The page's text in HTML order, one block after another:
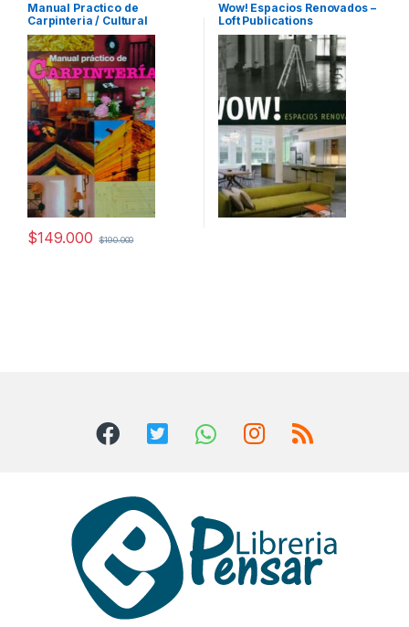
Afines,Decoración ,Decoración
y Muebles,Diseño,Hogar y
Manualidades
Ofertas,Profesionales y
tecnicos,Temas Varios
Manual Practico de
Carpinteria / Cultural
$149.000 $190.000
Afines ,Decoración,Decoración
y Muebles,Diseño,
tecnicos
Wow! Espacios Renovados –
Loft Publications